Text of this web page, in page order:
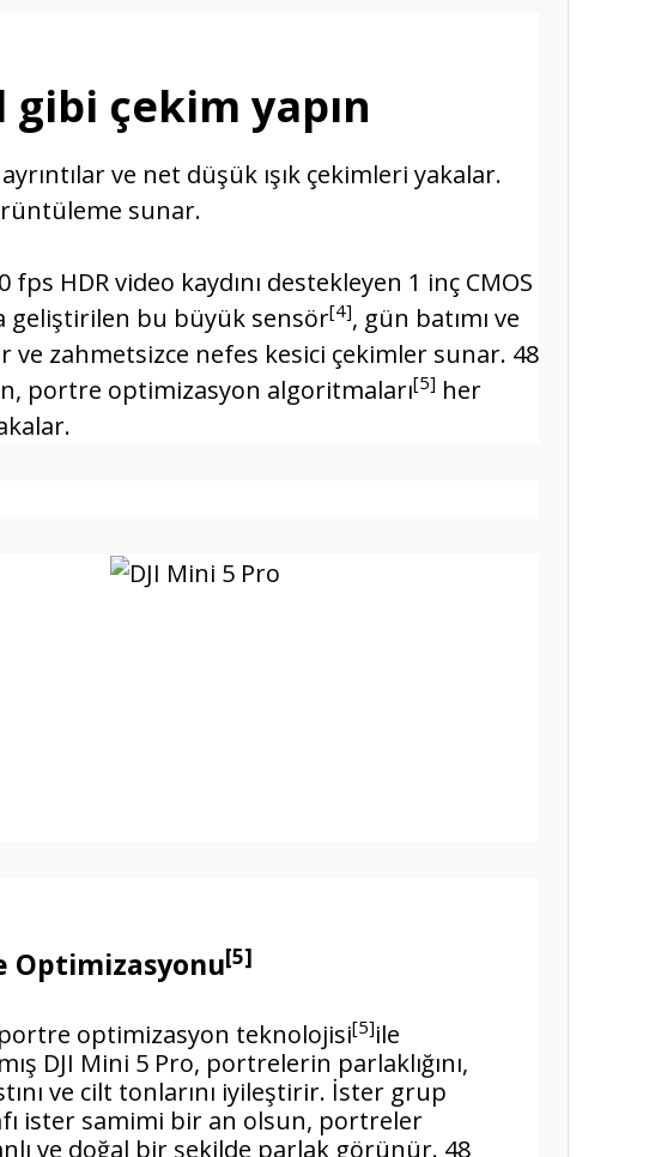
çekim yapın
ve net düşük ışık çekimleri yakalar.
sunar.
HDR video kaydını destekleyen 1 inç CMOS
geliştirilen bu büyük sensör[4], gün batımı ve
ve zahmetsizce nefes kesici çekimler sunar. 48
portre optimizasyon algoritmaları[5] her
Optimizasyonu[5]
optimizasyon teknolojisi[5]ile
DJI Mini 5 Pro, portrelerin parlaklığını,
ve cilt tonlarını iyileştirir. İster grup
ister samimi bir an olsun, portreler
ve doğal bir şekilde parlak görünür. 48